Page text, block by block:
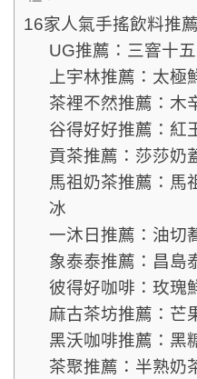
16家人氣手搖飲料推
UG推薦：三窨十
上宇林推薦：太極
茶裡不然推薦：木
谷得好好推薦：紅
貢茶推薦：莎莎奶
馬祖奶茶推薦：馬
冰
一沐日推薦：油切
象泰泰推薦：昌島
彼得好咖啡：玫瑰
麻古茶坊推薦：芒
黑沃咖啡推薦：黑
茶聚推薦：半熟奶